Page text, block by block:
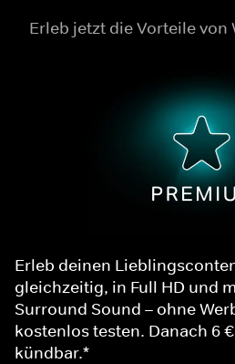
Erleb jetzt die Vorteile von
Erleb deinen
gleichzeitig, in Full HD und
Surround Sound – ohne
kostenlos testen. Danach 6
kündbar.*